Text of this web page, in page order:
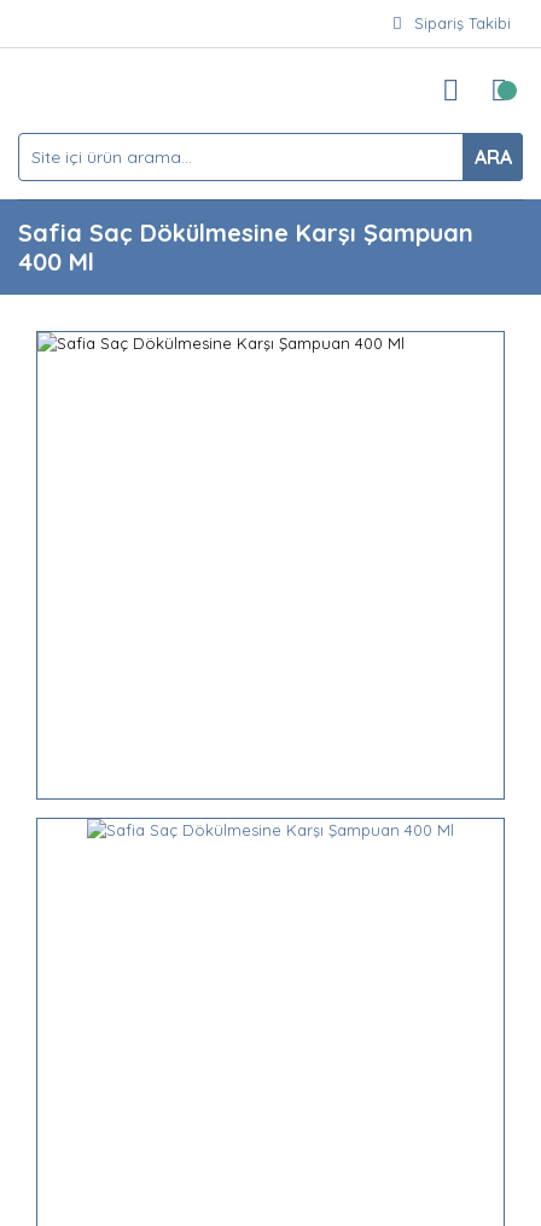
Sipariş Takibi
ARA
Safia Saç Dökülmesine Karşı Şampuan
400 Ml